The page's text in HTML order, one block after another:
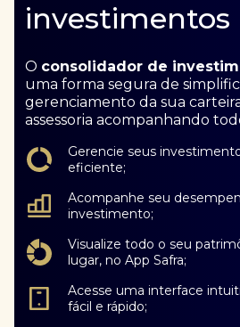
investimentos
O consolidador de
uma forma segura de
gerenciamento da sua
assessoria acompanhando
Gerencie seus
eficiente;
Acompanhe seu
investimento;
Visualize todo o seu
lugar, no App Safra;
Acesse uma interface
fácil e rápido;